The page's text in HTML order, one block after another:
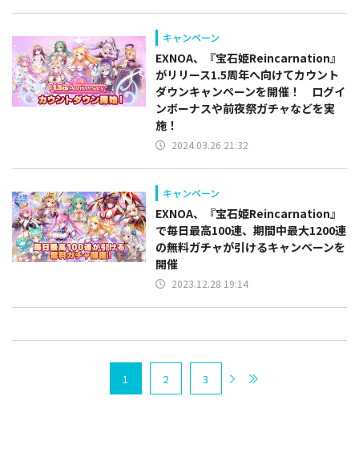
キャンペーン
EXNOA、『宝石姫Reincarnation』
がリリース1.5周年へ向けてカウント
ダウンキャンペーンを開催！ ログイ
ンボーナスや前夜祭ガチャなどを実
施！
2024.03.26 21:32
キャンペーン
EXNOA、『宝石姫Reincarnation』
で毎日最高100連、期間中最大1200連
の無料ガチャが引けるキャンペーンを
開催
2023.12.28 19:14
1 2 3